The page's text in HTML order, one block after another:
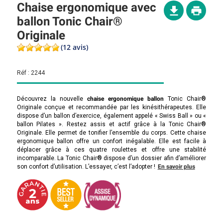
Chaise ergonomique avec
ballon Tonic Chair®
Originale
(12 avis)
Réf : 2244
Découvrez la nouvelle chaise ergonomique ballonTonic Chair®
Originale conçue et recommandée par les kinésithérapeutes. Elle
dispose d’un ballon d’exercice, également appelé « Swiss Ball » ou «
ballon Pilates ». Restez assis et actif grâce à la Tonic Chair®
Originale. Elle permet de tonifier l’ensemble du corps. Cette chaise
ergonomique ballon offre un confort inégalable. Elle est facile à
déplacer grâce à ces quatre roulettes et offre une stabilité
incomparable. La Tonic Chair® dispose d’un dossier afin d’améliorer
son confort d’utilisation. L’essayer, c’est l’adopter ! En savoir plus